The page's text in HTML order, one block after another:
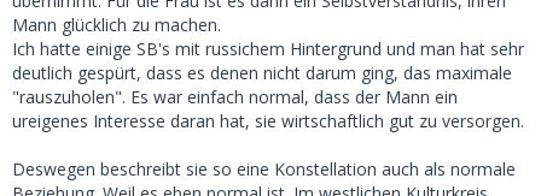
Mann glücklich zu machen.
Ich hatte einige SB's mit russichem Hintergrund und man hat sehr
deutlich gespürt, dass es denen nicht darum ging, das maximale
"rauszuholen". Es war einfach normal, dass der Mann ein
ureigenes Interesse daran hat, sie wirtschaftlich gut zu versorgen.
Deswegen beschreibt sie so eine Konstellation auch als normale